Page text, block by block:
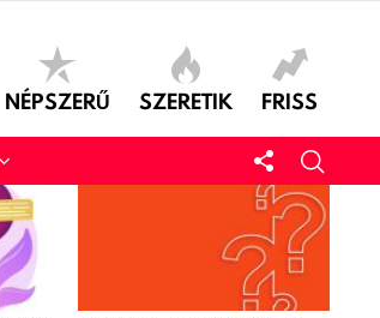
NÉPSZERŰ SZERETIK FRISS